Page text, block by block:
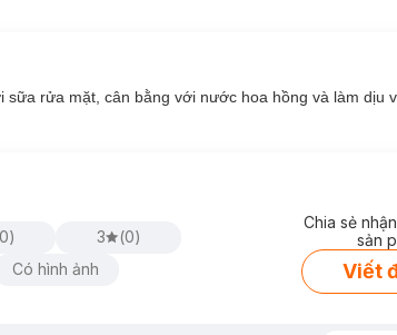
rửa mặt, cân bằng với nước hoa hồng và làm dịu
0) 3 (0)
Có hình ảnh
Chia sẻ
sản
Viết